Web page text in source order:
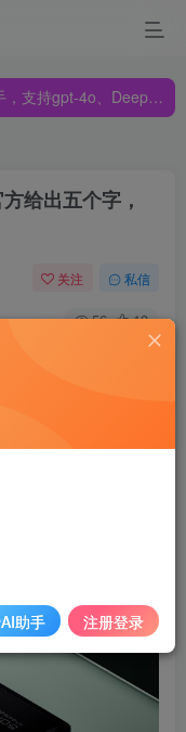
DeepSeek、Claude🔥🔥🔥🔥
DeepSeek、Claude🔥🔥🔥🔥
给出五个字，
关注 私信
56 13
的“雷军年度演讲”
意的是，Redmi
如会搭载天玑
实现了游戏144fps
K60至尊版还会
驻留超过70个。
助手 注册登录